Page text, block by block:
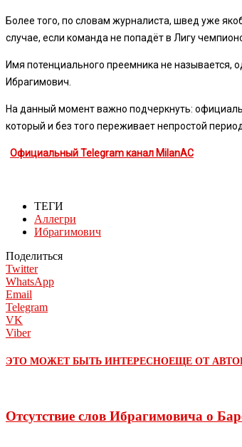
Более того, по словам журналиста, швед уже
случае, если команда не попадёт в Лигу
Имя потенциального преемника не называется,
Ибрагимович.
На данный момент важно подчеркнуть:
который и без того переживает непростой
Официальный Telegram канал MilanAC
ТЕГИ
Аллегри
Ибрагимович
Поделиться
Twitter
WhatsApp
Email
Telegram
VK
Viber
ЭТО МОЖЕТ БЫТЬ ИНТЕРЕСНОЕЩЕ ОТ
Отсутствие слов Ибрагимовича о